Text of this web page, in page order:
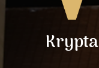
Krypta